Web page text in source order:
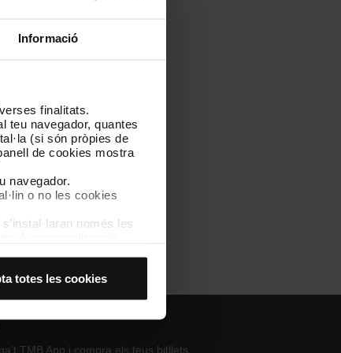
Informació
finalitats.
teu navegador, quantes
(si són pròpies de
de cookies mostra
navegador.
o no les cookies
només les
totes les cookies
TMB
TMB App i compra els teus bitllets